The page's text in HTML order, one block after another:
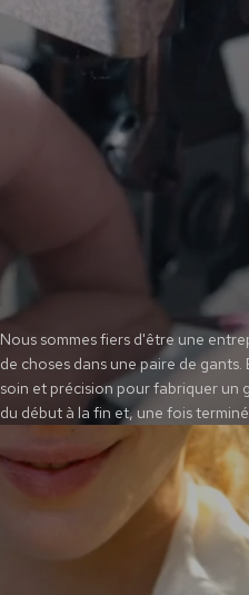
Nous sommes fiers d'être une
de choses dans une paire de
soin et précision pour fabriquer un
du début à la fin et, une fois